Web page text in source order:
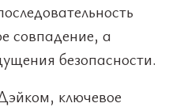
совпадение, а
безопасности.
ключевое